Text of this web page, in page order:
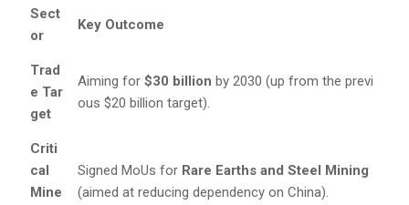
Sect
or
Key Outcome
Trad
e Tar
get
Aiming for $30 billion by 2030 (up from the previ
ous $20 billion target).
Criti
cal
Mine
Signed MoUs for Rare Earths and Steel Mining
(aimed at reducing dependency on China).